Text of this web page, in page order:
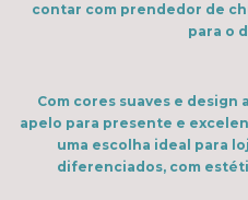
contar com prendedor de
para o
Com cores suaves e
apelo para presente e
uma escolha ideal para
diferenciados, com